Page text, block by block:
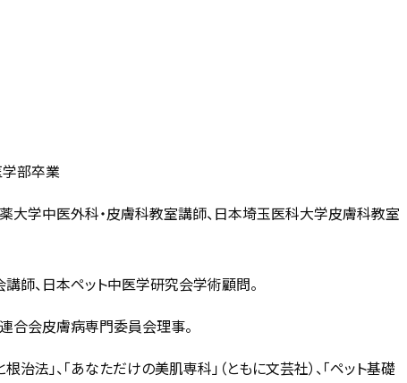
部卒業
大学中医外科・皮膚科教室講師、日本埼玉医科大学皮膚科教室
師、日本ペット中医学研究会学術顧問。
合会皮膚病専門委員会理事。
法」、「あなただけの美肌専科」（ともに文芸社）、「ペット基礎